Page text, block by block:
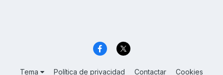
Tema Política de privacidad Contactar Cookies